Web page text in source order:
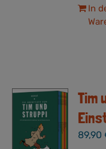
In
Tim
89,90